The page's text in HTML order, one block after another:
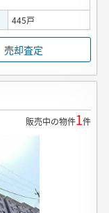
445戸
売却査定
販売中の物件1件